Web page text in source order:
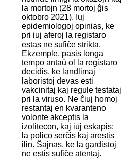
la mortojn (28 mortoj ĝis
oktobro 2021). Iuj
epidemiologoj opinias, ke
pri iuj aferoj la registaro
estas ne sufiĉe strikta.
Ekzemple, pasis longa
tempo antaŭ ol la registaro
decidis, ke landlimaj
laboristoj devas esti
vakcinitaj kaj regule testataj
pri la viruso. Ne ĉiuj homoj
restantaj en kvaranteno
volonte akceptis la
izolitecon, kaj iuj eskapis;
la polico serĉis kaj arestis
ilin. Ŝajnas, ke la gardistoj
ne estis sufiĉe atentaj.